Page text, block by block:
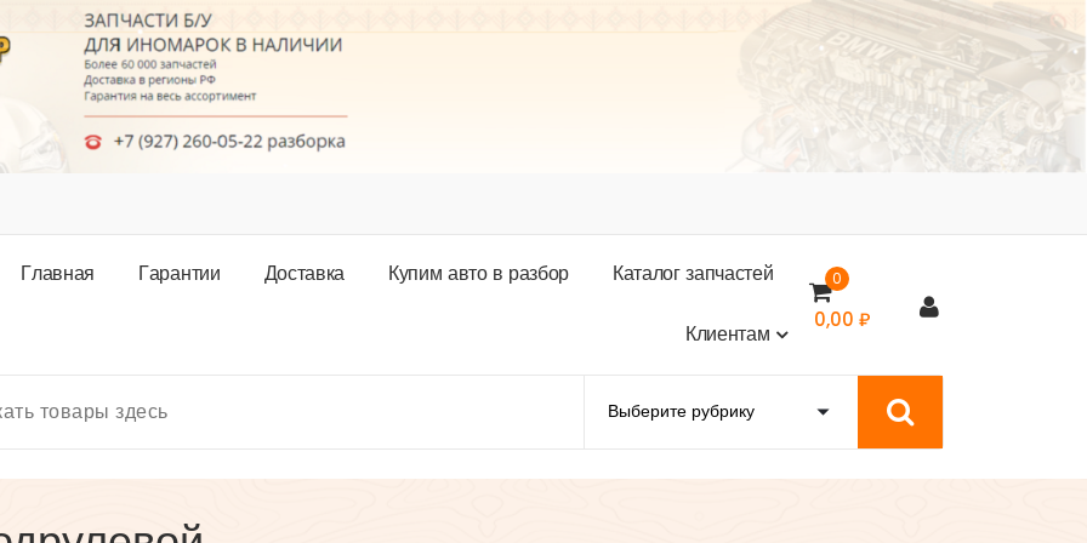
Главная Гарантии Доставка Купим авто в разбор Каталогзапчастей
Клиентам
0
0,00 ₽